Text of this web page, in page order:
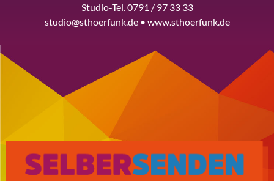
Studio-Tel. 0791 / 97 33 33
studio@sthoerfunk.de • www.sthoerfunk.de